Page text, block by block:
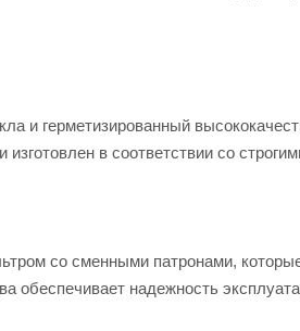
и герметизированный
изготовлен в соответствии со
со сменными патронами,
обеспечивает надежность